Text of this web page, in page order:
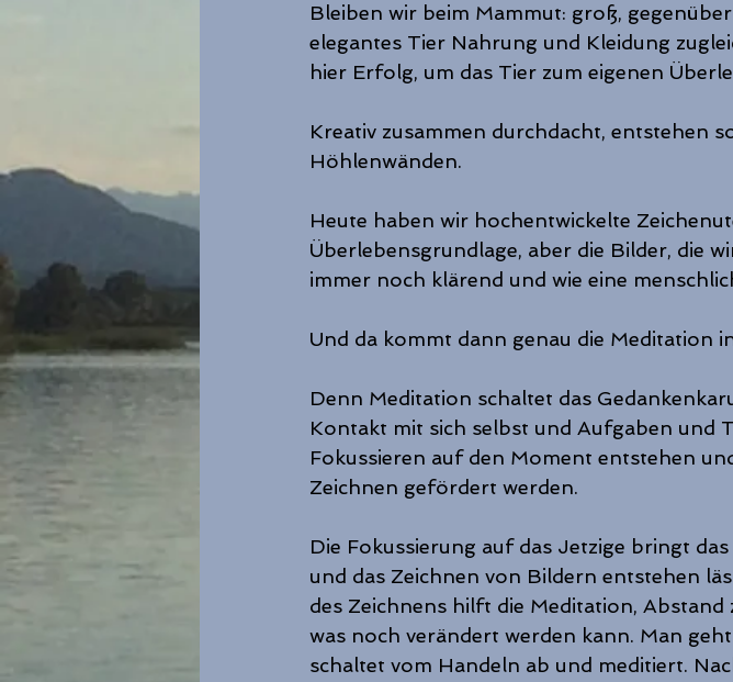
Bleiben wir beim Mammut: groß,
elegantes Tier Nahrung und Kleidung
hier Erfolg, um das Tier zum eigenen
Kreativ zusammen durchdacht, entstehen
Höhlenwänden.
Heute haben wir hochentwickelte
Überlebensgrundlage, aber die Bilder, die
immer noch klärend und wie eine
Und da kommt dann genau die Meditation
Denn Meditation schaltet das
Kontakt mit sich selbst und Aufgaben und
Fokussieren auf den Moment entstehen
Zeichnen gefördert werden.
Die Fokussierung auf das Jetzige bringt
und das Zeichnen von Bildern entstehen
des Zeichnens hilft die Meditation, Abstand
was noch verändert werden kann. Man
schaltet vom Handeln ab und meditiert.